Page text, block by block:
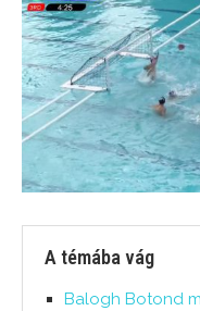
A témába vág
Balogh Botond